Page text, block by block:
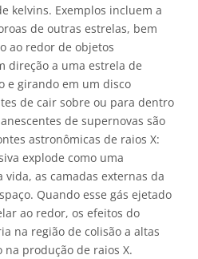
kelvins. Exemplos incluem a
de outras estrelas, bem
ao redor de objetos
direção a uma estrela de
e girando em um disco
de cair sobre ou para dentro
de supernovas são
astronômicas de raios X:
explode como uma
as camadas externas da
Quando esse gás ejetado
ao redor, os efeitos do
na região de colisão a altas
produção de raios X.